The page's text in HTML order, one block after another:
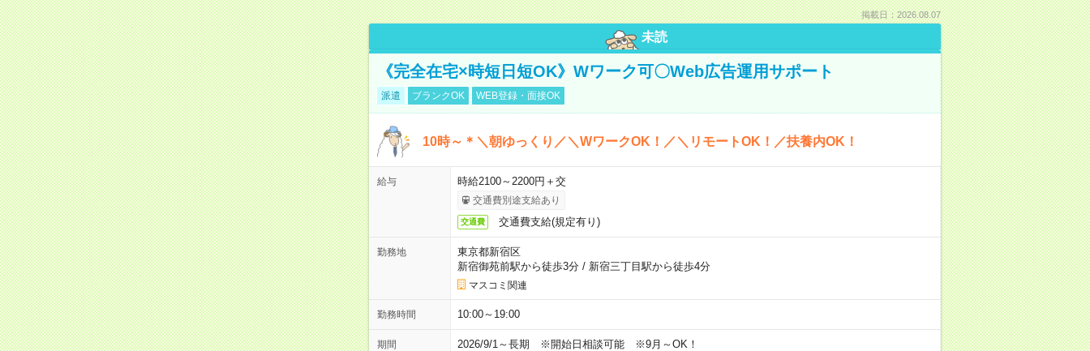
掲載日：2026.08.07
未読
《完全在宅×時短日短OK》Wワーク可〇Web広告運用サポート
派遣 ブランクOK WEB登録・面接OK
10時～＊＼朝ゆっくり／＼WワークOK！／＼リモートOK！／扶養内OK！
給与 時給2100～2200円＋交
交通費別途支給あり
交通費 交通費支給(規定有り)
勤務地
東京都新宿区
新宿御苑前駅から徒歩3分/ 新宿三丁目駅から徒歩4分
マスコミ関連
勤務時間 10:00～19:00
期間 2026/9/1～長期 ※開始日相談可能 ※9月～OK！